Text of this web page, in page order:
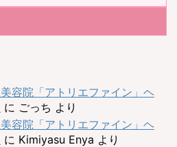
容院「アトリエファイン」ヘ
に ごっち より
容院「アトリエファイン」ヘ
に Kimiyasu Enya より